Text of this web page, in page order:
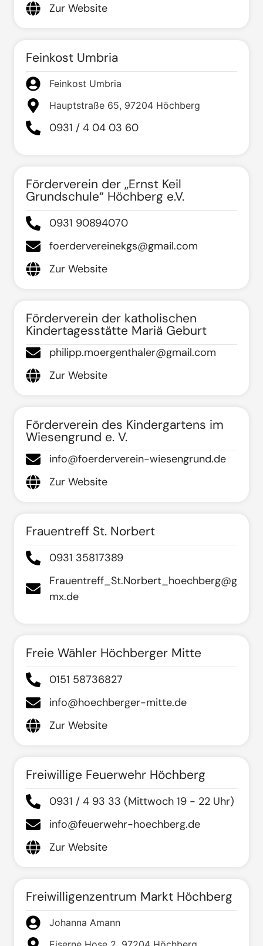
Zur Website
Feinkost Umbria
Feinkost Umbria
Hauptstraße 65, 97204 Höchberg
0931 / 4 04 03 60
Förderverein der „Ernst Keil
Grundschule“ Höchberg e.V.
0931 90894070
foerdervereinekgs@gmail.com
Zur Website
Förderverein der katholischen
Kindertagesstätte Mariä Geburt
philipp.moergenthaler@gmail.com
Zur Website
Förderverein des Kindergartens im
Wiesengrund e. V.
info@foerderverein-wiesengrund.de
Zur Website
Frauentreff St. Norbert
0931 35817389
Frauentreff_St.Norbert_hoechberg@g
mx.de
Freie Wähler Höchberger Mitte
0151 58736827
info@hoechberger-mitte.de
Zur Website
Freiwillige Feuerwehr Höchberg
0931 / 4 93 33 (Mittwoch 19 - 22 Uhr)
info@feuerwehr-hoechberg.de
Zur Website
Freiwilligenzentrum Markt Höchberg
Johanna Amann